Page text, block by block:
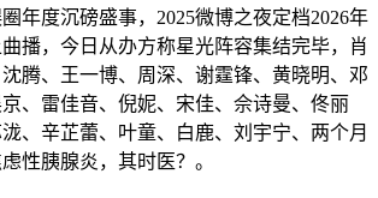
度沉磅盛事，2025微博之夜定档2026年
曲播，今日从办方称星光阵容集结完毕，肖
腾、王一博、周深、谢霆锋、黄晓明、邓
、雷佳音、倪妮、宋佳、佘诗曼、佟丽
、辛芷蕾、叶童、白鹿、刘宇宁、两个月
性胰腺炎，其时医？。